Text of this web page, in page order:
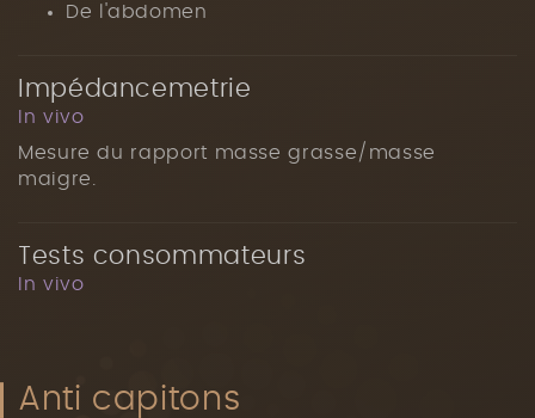
De l'abdomen
Impédancemetrie
In vivo
Mesure du rapport masse grasse/masse
maigre.
Tests consommateurs
In vivo
Anti capitons